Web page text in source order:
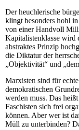
Der heuchlerische
klingt besonders hohl
von einer Handvoll
Kapitalistenklasse wird
abstraktes Prinzip
die Diktatur der
„Objektivität“ und
Marxisten sind für
demokratischen
werden muss. Das
Faschisten sich frei
können. Aber wer ist
Müll zu unterbinden?